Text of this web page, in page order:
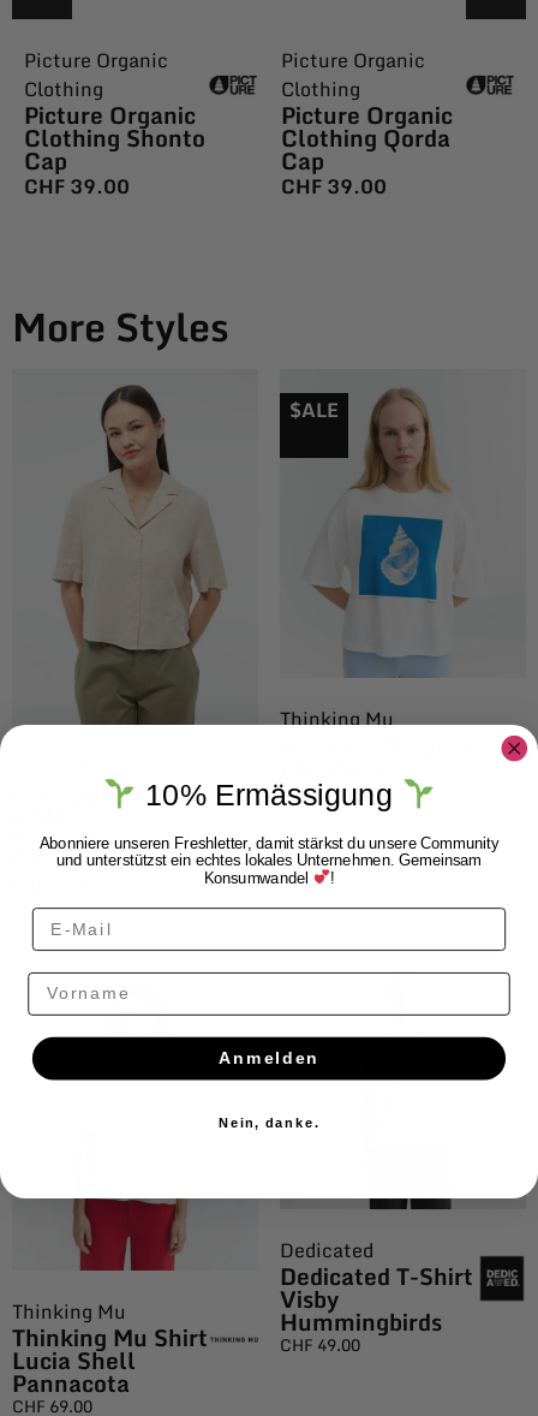
Picture Organic
Clothing
Picture Organic
Clothing Shonto
Cap
CHF39.00
Picture Organic
Clothing
Picture Organic
Clothing Qorda
Cap
CHF39.00
More Styles
Givn BERLIN
Leinenbluse Oat
Beige
$ALE
Thinking Mu
Treasure
CHF69.00 CHF 49.00
Thinking Mu
Thinking Mu Shirt
Lucia Shell
Pannacota
CHF 69.00
Dedicated
Dedicated T-Shirt
Visby
Hummingbirds
CHF 49.00
10% Ermässigung
Abonniere unseren Freshletter, damit stärkst du unsere Community
und unterstützst ein echtes lokales Unternehmen. Gemeinsam
Konsumwandel !
Vorname
Anmelden
Nein, danke.